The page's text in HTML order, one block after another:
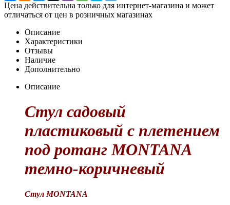
Цена действительна только для интернет-магазина и может
отличаться от цен в розничных магазинах
Описание
Характеристики
Отзывы
Наличие
Дополнительно
Описание
Стул садовый
пластиковый с плетением
под ротанг MONTANA
темно-коричневый
Стул MONTANA